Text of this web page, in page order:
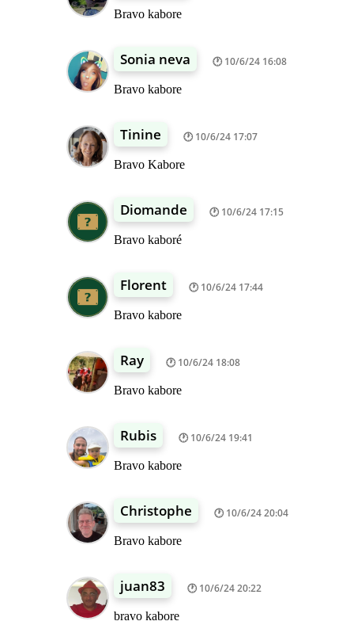
Bravo kabore
Sonia neva 10/6/24 16:08
Bravo kabore
Tinine 10/6/24 17:07
Bravo Kabore
Diomande 10/6/24 17:15
Bravo kaboré
Florent 10/6/24 17:44
Bravo kabore
Ray 10/6/24 18:08
Bravo kabore
Rubis 10/6/24 19:41
Bravo kabore
Christophe 10/6/24 20:04
Bravo kabore
juan83 10/6/24 20:22
bravo kabore